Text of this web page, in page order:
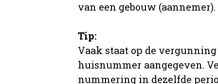
van een gebouw (aannemer).
Tip:
Vaak staat op de
huisnummer aangegeven.
nummering in dezelfde